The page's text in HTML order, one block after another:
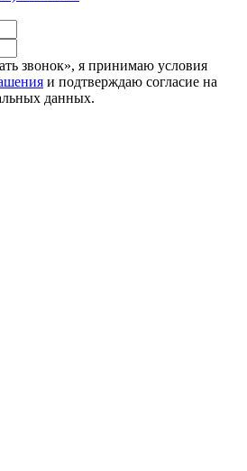
звонок», я принимаю условия
и подтверждаю согласие на
данных.